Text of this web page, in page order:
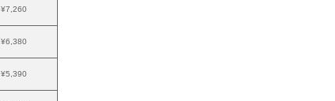
¥7,260
¥6,380
¥5,390